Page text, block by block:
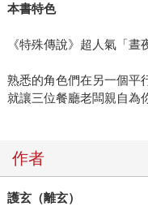
本書特色
《特殊傳說》超人氣「晝
熟悉的角色們在另一個平
就讓三位餐廳老闆親自為
作者
護玄（離玄）